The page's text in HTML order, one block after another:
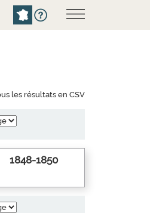
les résultats en CSV
1848-1850